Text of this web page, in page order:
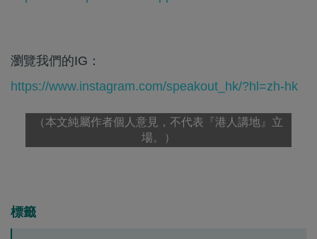
瀏覽我們的IG：
https://www.instagram.com/speakout_hk/?hl=zh-hk
（本文純屬作者個人意見，不代表『港人講地』立
場。）
標籤